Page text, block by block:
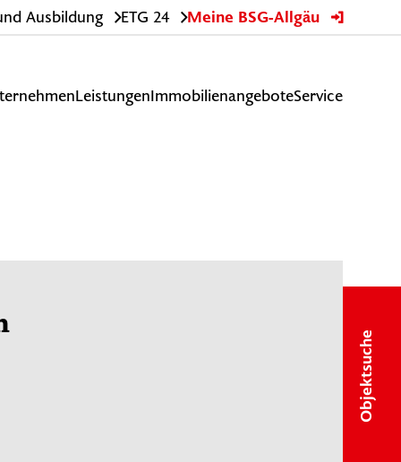
Objektsuche
Ausbildung ETG 24 Meine BSG-Allgäu
LeistungenImmobilienangeboteService